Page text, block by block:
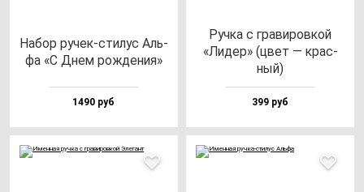
Набор ру­чек-сти­лус Аль­
фа «С Днем рож­де­ния»
1490 руб
Руч­ка с гра­ви­ров­кой
«Лидер» (цвет — крас­
ный)
399 руб